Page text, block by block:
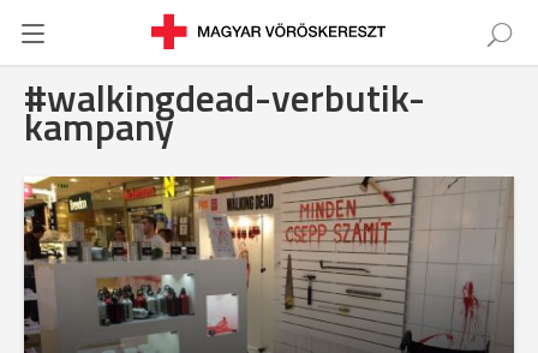
#walkingdead-verbutik-
kampany